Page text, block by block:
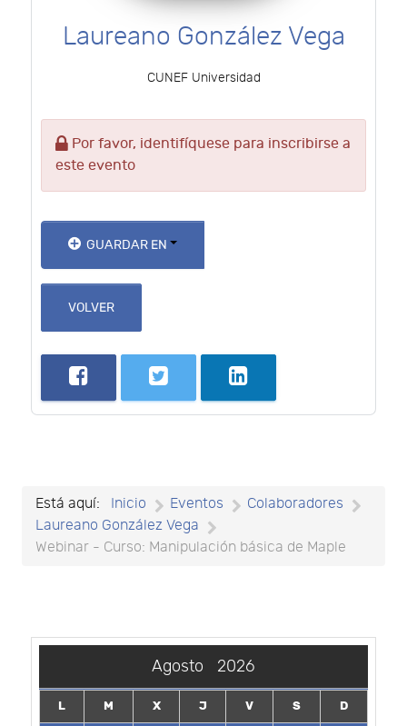
Laureano González Vega
CUNEF Universidad
Por favor, identifíquese para inscribirse a
este evento
GUARDAR EN
VOLVER
Está aquí: Inicio Eventos
Colaboradores
Laureano González Vega
Webinar - Curso: Manipulación básica de Maple
Agosto 2026
L M X J V S
D